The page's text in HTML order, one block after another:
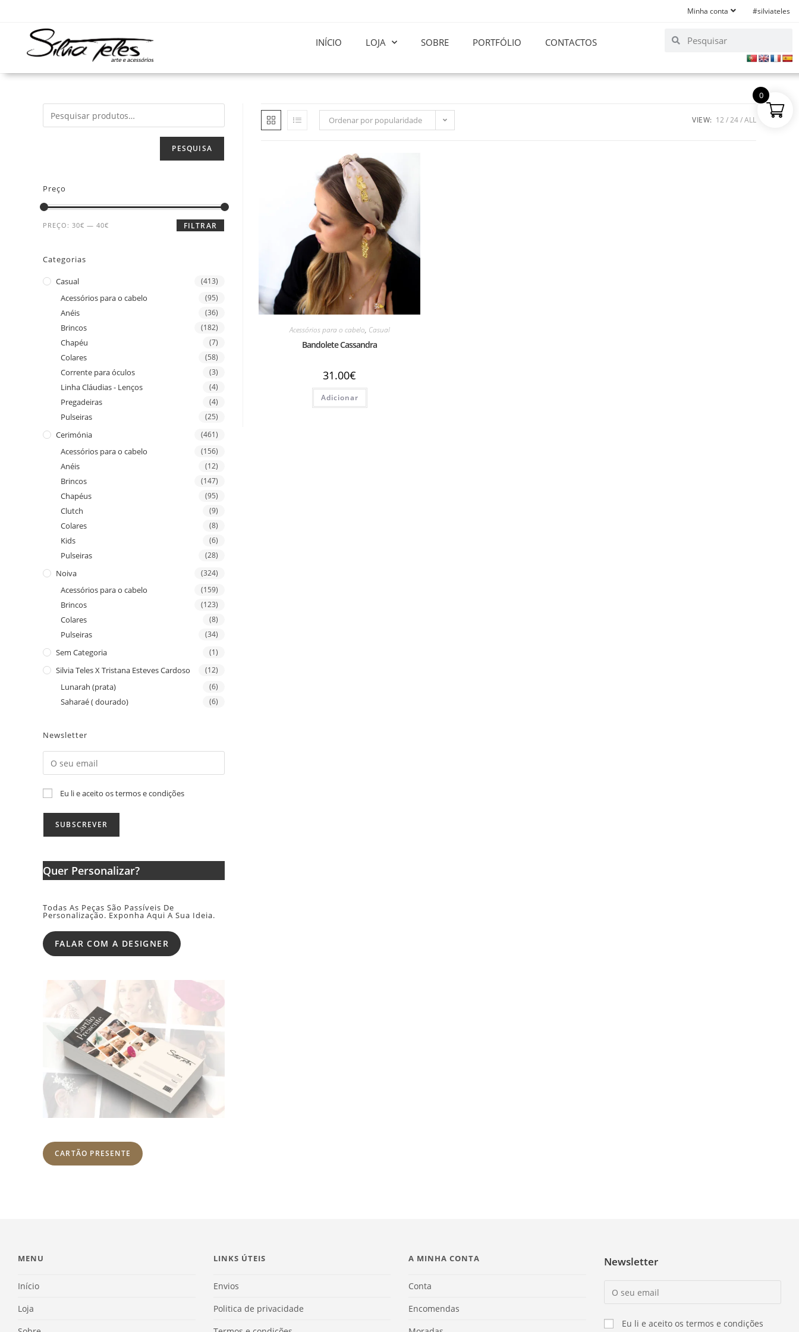
Minha conta #silviateles
INÍCIO LOJA SOBRE PORTFÓLIO CONTACTOS
Ordenar por popularidade VIEW: 12 24 ALL
Acessórios para o cabelo, Casual
Bandolete Cassandra
31.00€
Adicionar
PESQUISA
Preço
FILTRAR
PREÇO: 30€ — 40€
Categorias
Casual (413)
Acessórios para o cabelo (95)
Anéis (36)
Brincos (182)
Chapéu (7)
Colares (58)
Corrente para óculos (3)
Linha Cláudias - Lenços (4)
Pregadeiras (4)
Pulseiras (25)
Cerimónia (461)
Acessórios para o cabelo (156)
Anéis (12)
Brincos (147)
Chapéus (95)
Clutch (9)
Colares (8)
Kids (6)
Pulseiras (28)
Noiva (324)
Acessórios para o cabelo (159)
Brincos (123)
Colares (8)
Pulseiras (34)
Sem Categoria (1)
Silvia Teles X Tristana Esteves Cardoso (12)
Lunarah (prata) (6)
Saharaé ( dourado) (6)
Newsletter
Eu li e aceito os termos e condições
Quer Personalizar?
Todas As Peças São Passíveis De
Personalização. Exponha Aqui A Sua Ideia.
FALAR COM A DESIGNER
CARTÃO PRESENTE
MENU
Início
Loja
LINKS ÚTEIS
Envios
Politica de privacidade
A MINHA CONTA
Conta
Encomendas
Newsletter
Eu li e aceito os termos e condições
0